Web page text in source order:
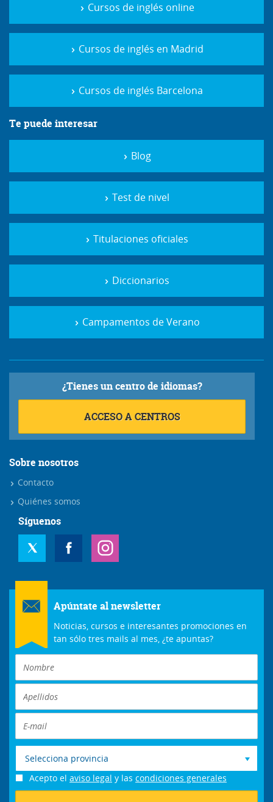
Cursos de inglés online
Cursos de inglés en Madrid
Cursos de inglés Barcelona
Te puede interesar
Blog
Test de nivel
Titulaciones oficiales
Diccionarios
Campamentos de Verano
¿Tienes un centro de idiomas?
ACCESO A CENTROS
Sobre nosotros
Contacto
Quiénes somos
Síguenos
Apúntate al newsletter
Noticias, cursos e interesantes promociones en
tan sólo tres mails al mes, ¿te apuntas?
Selecciona provincia
Acepto el aviso legal y las condiciones generales